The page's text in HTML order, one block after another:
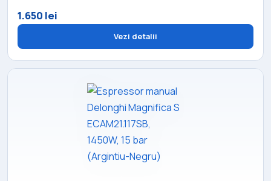
1.650 lei
Vezi detalii